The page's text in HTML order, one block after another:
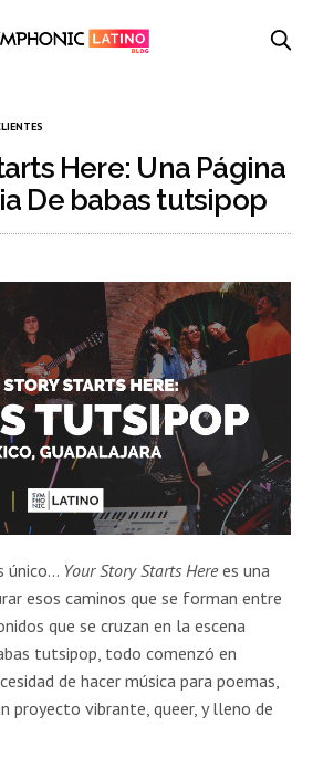
Here: Una Página
De babas tutsipop
único… Your Story Starts Herees una
esos caminos que se forman entre
que se cruzan en la escena
tutsipop, todo comenzó en
de hacer música para poemas,
proyecto vibrante, queer, y lleno de